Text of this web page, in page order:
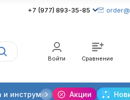
+7 (977) 893-35-85
Войти Сравнение
Акции
инструменты Крепления